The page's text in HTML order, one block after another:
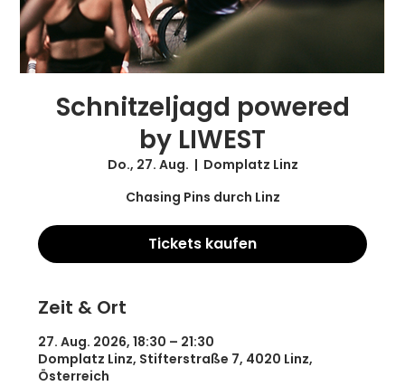
Schnitzeljagd powered
by LIWEST
Do., 27. Aug.
  |
Domplatz Linz
Chasing Pins durch Linz
Tickets kaufen
Zeit & Ort
27. Aug. 2026, 18:30 – 21:30
Domplatz Linz, Stifterstraße 7, 4020 Linz,
Österreich